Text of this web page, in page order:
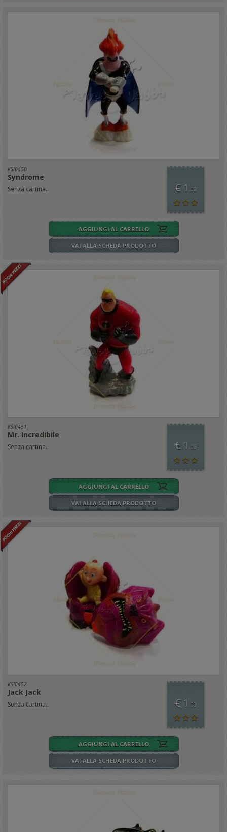
KSI0450
Syndrome
Senza cartina.. € 1 ,00
AGGIUNGI AL CARRELLO
VAI ALLA SCHEDA PRODOTTO
KSI0451
Mr. Incredibile
Senza cartina.. € 1 ,00
AGGIUNGI AL CARRELLO
VAI ALLA SCHEDA PRODOTTO
KSI0452
Jack Jack
Senza cartina.. € 1 ,00
AGGIUNGI AL CARRELLO
VAI ALLA SCHEDA PRODOTTO